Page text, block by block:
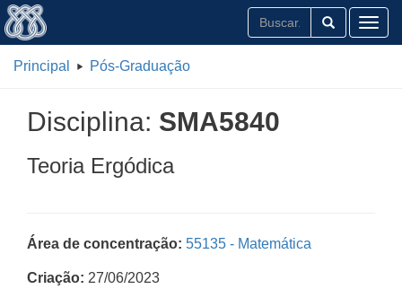
Principal Pós-Graduação
Disciplina: SMA5840
Teoria Ergódica
Área de concentração: 55135 - Matemática
Criação: 27/06/2023